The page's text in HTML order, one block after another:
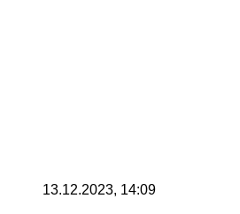
13.12.2023, 14:09